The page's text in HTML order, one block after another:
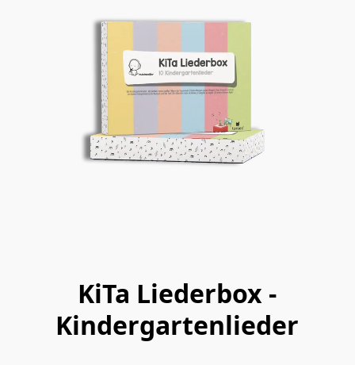
KiTa Liederbox -
Kindergartenlieder